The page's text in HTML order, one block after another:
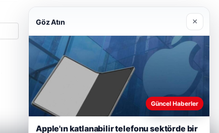
Göz Atın ×
Güncel Haberler
Apple'ın katlanabilir telefonu sektörde bir